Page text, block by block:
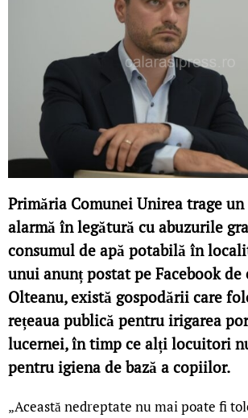
Primăria Comunei Unirea trage un
alarmă în legătură cu abuzurile
consumul de apă potabilă în
unui anunț postat pe Facebook
Olteanu, există gospodării care
rețeaua publică pentru irigarea
lucernei, în timp ce alți locuitori
pentru igiena de bază a copiilor.
„Această nedreptate nu mai poate fi